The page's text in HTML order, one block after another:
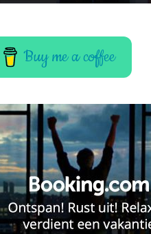
Buy me a coffee